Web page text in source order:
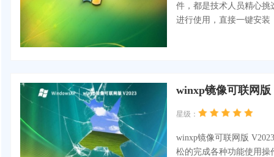
件，都是技术人员精心挑
进行使用，直接一键安装
winxp镜像可联网版
星级：
winxp镜像可联网版
松的完成各种功能使用操